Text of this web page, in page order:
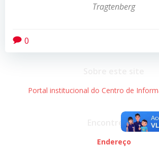
Tragtenberg
0
Portal institucional do Centro de
Encontre-nos
Endereço